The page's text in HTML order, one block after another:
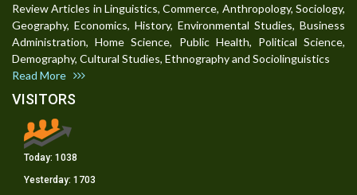
Review Articles in Linguistics, Commerce, Anthropology, Sociology,
Geography, Economics, History, Environmental Studies, Business
Administration, Home Science, Public Health, Political Science,
Demography, Cultural Studies, Ethnography and Sociolinguistics
Read More
VISITORS
Today: 1038
Yesterday: 1703